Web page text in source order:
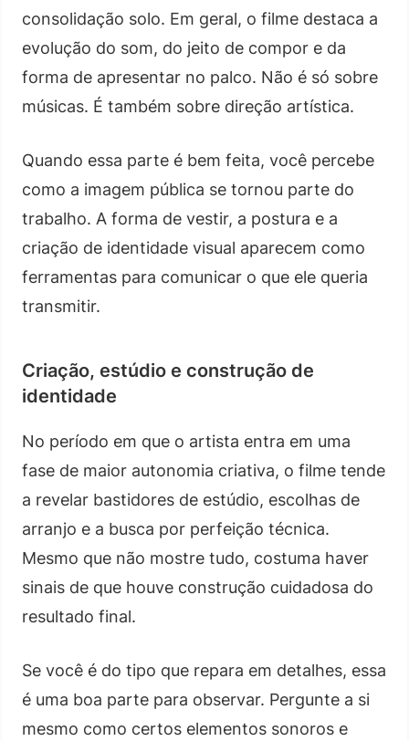
consolidação solo. Em geral, o filme destaca a
evolução do som, do jeito de compor e da
forma de apresentar no palco. Não é só sobre
músicas. É também sobre direção artística.
Quando essa parte é bem feita, você percebe
como a imagem pública se tornou parte do
trabalho. A forma de vestir, a postura e a
criação de identidade visual aparecem como
ferramentas para comunicar o que ele queria
transmitir.
Criação, estúdio e construção de
identidade
No período em que o artista entra em uma
fase de maior autonomia criativa, o filme tende
a revelar bastidores de estúdio, escolhas de
arranjo e a busca por perfeição técnica.
Mesmo que não mostre tudo, costuma haver
sinais de que houve construção cuidadosa do
resultado final.
Se você é do tipo que repara em detalhes, essa
é uma boa parte para observar. Pergunte a si
mesmo como certos elementos sonoros e